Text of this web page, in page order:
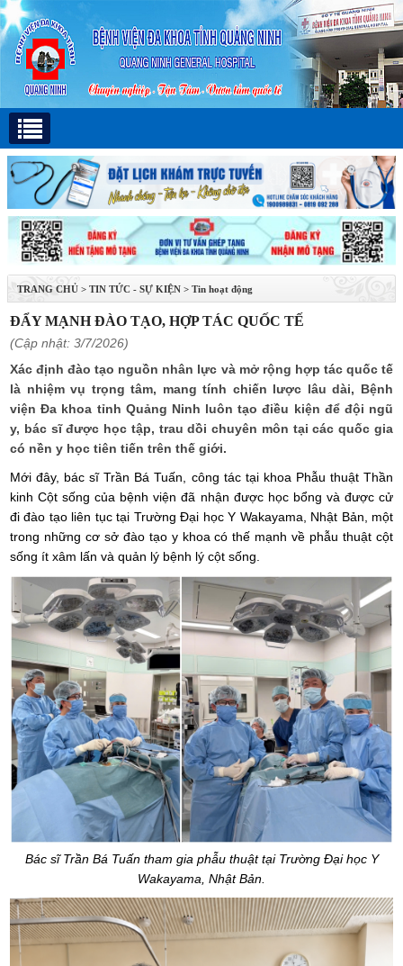
TRANG CHỦ > TIN TỨC - SỰ KIỆN > Tin hoạt động
ĐẨY MẠNH ĐÀO TẠO, HỢP TÁC QUỐC TẾ
(Cập nhật: 3/7/2026)
Xác định đào tạo nguồn nhân lực và mở rộng hợp tác quốc tế
là nhiệm vụ trọng tâm, mang tính chiến lược lâu dài, Bệnh
viện Đa khoa tỉnh Quảng Ninh luôn tạo điều kiện để đội ngũ
y, bác sĩ được học tập, trau dồi chuyên môn tại các quốc gia
có nền y học tiên tiến trên thế giới.
Mới đây, bác sĩ Trần Bá Tuấn, công tác tại khoa Phẫu thuật Thần
kinh Cột sống của bệnh viện đã nhận được học bổng và được cử
đi đào tạo liên tục tại Trường Đại học Y Wakayama, Nhật Bản, một
trong những cơ sở đào tạo y khoa có thế mạnh về phẫu thuật cột
sống ít xâm lấn và quản lý bệnh lý cột sống.
Bác sĩ Trần Bá Tuấn tham gia phẫu thuật tại Trường Đại học Y
Wakayama, Nhật Bản.